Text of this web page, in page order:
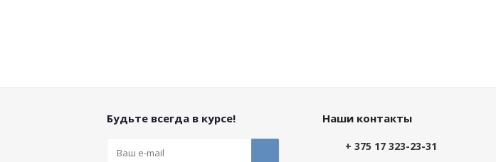
Будьте всегда в курсе! Наши контакты
+ 375 17 323-23-31